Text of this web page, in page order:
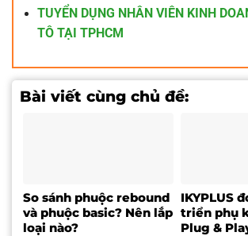
TUYỂN DỤNG NHÂN VIÊN KINH
TÔ TẠI TPHCM
Bài viết cùng chủ đề:
So sánh phuộc rebound
và phuộc basic? Nên lắp
loại nào?
IKYPLUS
triển phụ
Plug &